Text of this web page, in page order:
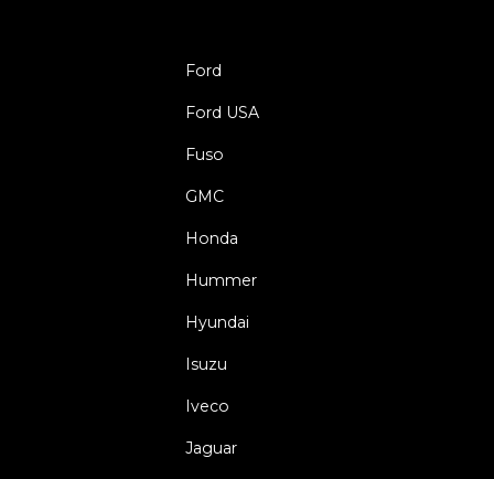
Ford
Ford USA
Fuso
GMC
Honda
Hummer
Hyundai
Isuzu
Iveco
Jaguar